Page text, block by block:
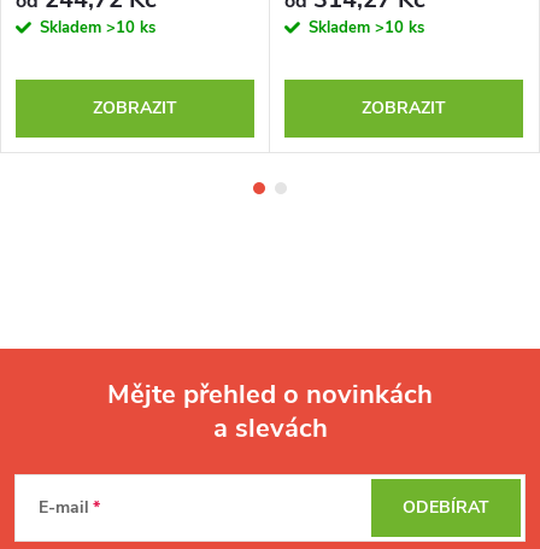
Skladem >10 ks
ZOBRAZIT
Skladem >10 ks
ZOBRAZIT
Mějte přehled o novinkách
a slevách
E-mail ODEBÍRAT